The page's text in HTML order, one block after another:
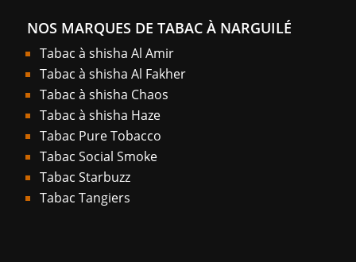
NOS MARQUES DE TABAC À NARGUILÉ
Tabac à shisha Al Amir
Tabac à shisha Al Fakher
Tabac à shisha Chaos
Tabac à shisha Haze
Tabac Pure Tobacco
Tabac Social Smoke
Tabac Starbuzz
Tabac Tangiers